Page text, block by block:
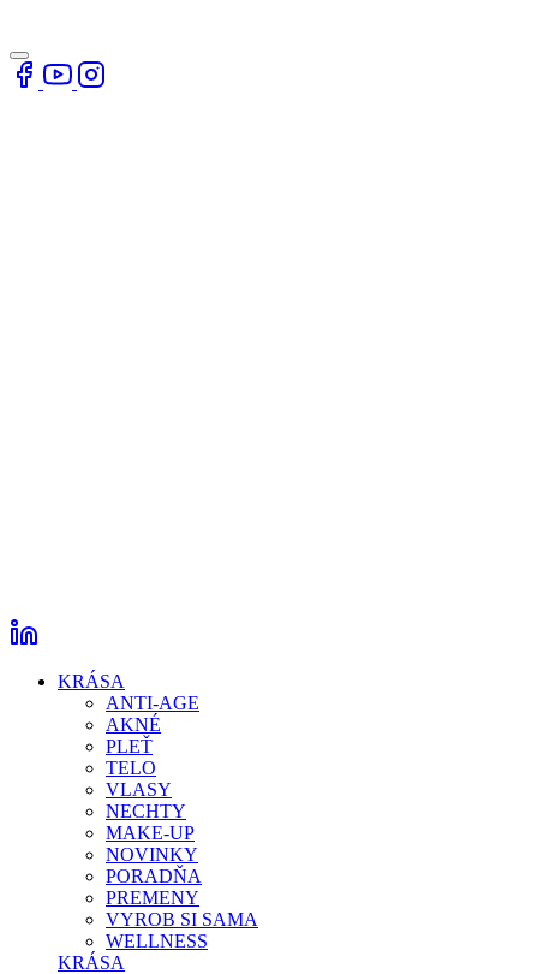
KRÁSA
ANTI-AGE
AKNÉ
PLEŤ
TELO
VLASY
NECHTY
MAKE-UP
NOVINKY
PORADŇA
PREMENY
VYROB SI SAMA
WELLNESS
KRÁSA